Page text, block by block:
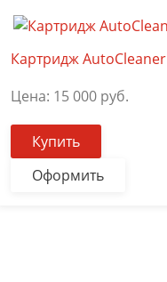
Картридж AutoCleaner
Цена: 15 000 руб.
Купить
Оформить